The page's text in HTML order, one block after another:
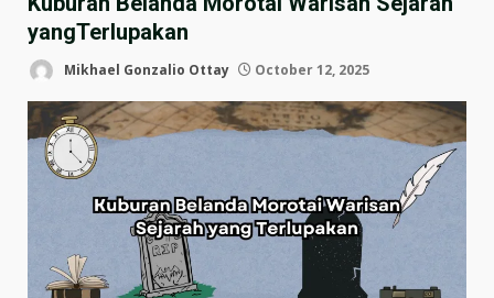
yangTerlupakan
Mikhael Gonzalio Ottay October 12, 2025